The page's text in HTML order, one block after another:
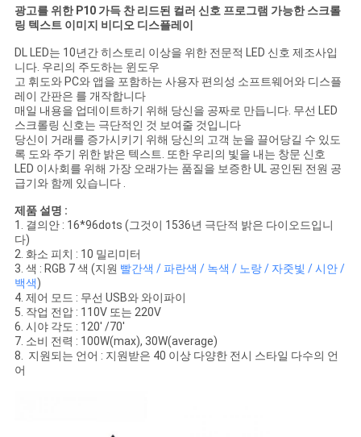
뉴
스
인
용
문
을
요
구
하
세
요
광고를 위한 P10 가득 찬 리드된 컬러 신호 프로그램 가능한 스크롤
링 텍스트 이미지 비디오 디스플레이
DL LED는 10년간 히스토리 이상을 위한 전문적 LED 신호 제조사입
니다. 우리의 주도하는 윈도우
고 휘도와 PC와 앱을 포함하는 사용자 편의성 소프트웨어와 디스플
레이 간판은 를 개작합니다
매일 내용을 업데이트하기 위해 당신을 공짜로 만듭니다. 무선 LED
스크롤링 신호는 극단적인 것 보여줄 것입니다
당신이 거래를 증가시키기 위해 당신의 고객 눈을 끌어당길 수 있도
록 도와 주기 위한 밝은 텍스트. 또한 우리의 빛을 내는 창문 신호
LED 이사회를 위해 가장 오래가는 품질을 보증한 UL 공인된 전원 공
급기와 함께 있습니다 .
제품 설명 :
1. 결의안 : 16*96dots (그것이 1536년 극단적 밝은 다이오드입니
다)
2. 화소 피치 : 10 밀리미터
3. 색 : RGB 7 색 (지원 빨간색 / 파란색 / 녹색 / 노랑 / 자줏빛 / 시안 /
백색)
4. 제어 모드 : 무선 USB와 와이파이
5. 작업 전압 : 110V 또는 220V
6. 시야 각도 : 120' /70'
7. 소비 전력 : 100W(max), 30W(average)
8. 지원되는 언어 : 지원받은 40 이상 다양한 전시 스타일 다수의 언
어